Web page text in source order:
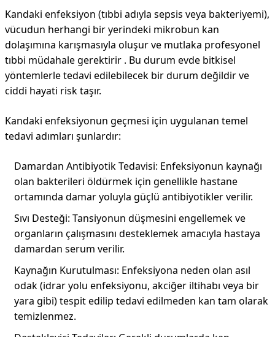
Kandaki enfeksiyon (tıbbi adıyla sepsis veya bakteriyemi),
vücudun herhangi bir yerindeki mikrobun kan
dolaşımına karışmasıyla oluşur ve mutlaka profesyonel
tıbbi müdahale gerektirir . Bu durum evde bitkisel
yöntemlerle tedavi edilebilecek bir durum değildir ve
ciddi hayati risk taşır.
Kandaki enfeksiyonun geçmesi için uygulanan temel
tedavi adımları şunlardır:
Damardan Antibiyotik Tedavisi: Enfeksiyonun kaynağı
olan bakterileri öldürmek için genellikle hastane
ortamında damar yoluyla güçlü antibiyotikler verilir.
Sıvı Desteği: Tansiyonun düşmesini engellemek ve
organların çalışmasını desteklemek amacıyla hastaya
damardan serum verilir.
Kaynağın Kurutulması: Enfeksiyona neden olan asıl
odak (idrar yolu enfeksiyonu, akciğer iltihabı veya bir
yara gibi) tespit edilip tedavi edilmeden kan tam olarak
temizlenmez.